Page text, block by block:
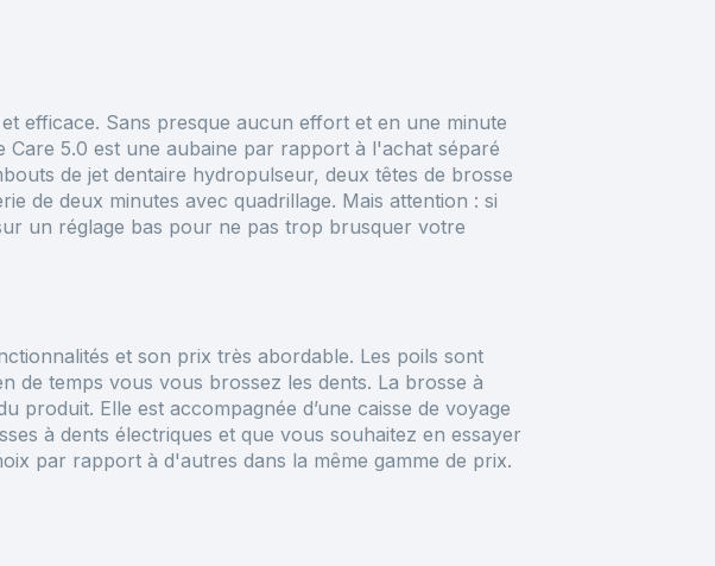
efficace. Sans presque aucun effort et en une minute
5.0 est une aubaine par rapport à l'achat séparé
de jet dentaire hydropulseur, deux têtes de brosse
de deux minutes avec quadrillage. Mais attention : si
un réglage bas pour ne pas trop brusquer votre
et son prix très abordable. Les poils sont
de temps vous vous brossez les dents. La brosse à
produit. Elle est accompagnée d’une caisse de voyage
à dents électriques et que vous souhaitez en essayer
par rapport à d'autres dans la même gamme de prix.